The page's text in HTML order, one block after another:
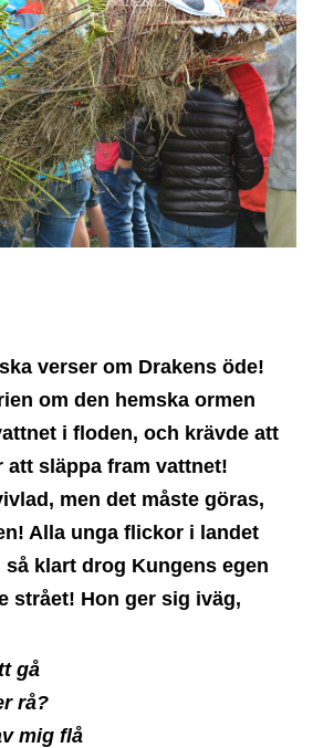
verser om Drakens öde!
om den hemska ormen
i floden, och krävde att
att släppa fram vattnet!
men det måste göras,
Alla unga flickor i landet
klart drog Kungens egen
strået! Hon ger sig iväg,
gå
rå?
mig flå